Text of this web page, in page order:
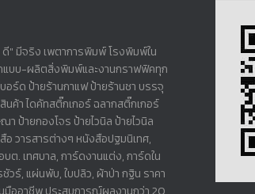
ดี" มีจริง เพตาการพิมพ์ โรงพิมพ์ใน
แบบ-ผลิตสิ่งพิมพ์และงานกราฟฟิคทุก
อร์ด ป้ายร้านกาแฟ ป้ายร้านชา บรรจุ
ค้า ไดคัทสติ๊กเกอร์ ฉลากสติ๊กเกอร์
า ป้ายกองโจร ป้ายไวนิล ป้ายไวนิล
อ วารสารต่างๆ หนังสือปฐมนิเทศ,
ต. เทศบาล, การ์ดงานแต่ง, การ์ดใน
วร์, แผ่นพับ, ใบปลิว, ผ้าป่า กฐิน ราคา